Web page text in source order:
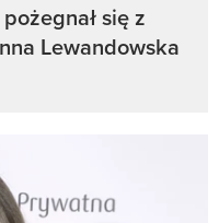
się z
Lewandowska